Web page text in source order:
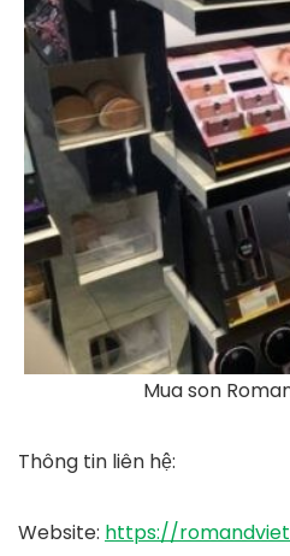
Mua son
Thông tin liên hệ:
Website: https://